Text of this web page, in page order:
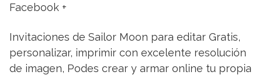
Facebook +
Invitaciones de Sailor Moon para editar Gratis,
personalizar, imprimir con excelente resolución
de imagen, Podes crear y armar online tu propia